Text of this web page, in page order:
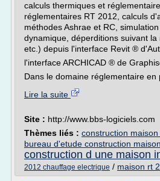
calculs thermiques et
réglementaires RT 2012, calculs
méthodes Ashrae et RC,
dynamique, déperditions suivant la
etc.) depuis l'interface Revit ®
l'interface ARCHICAD ® de
Dans le domaine réglementaire en
Lire la suite
Site : http://www.bbs-logiciels.com
Thèmes liés : construction
bureau d'etude construction
construction d une maison
2012 chauffage electrique / maison rt